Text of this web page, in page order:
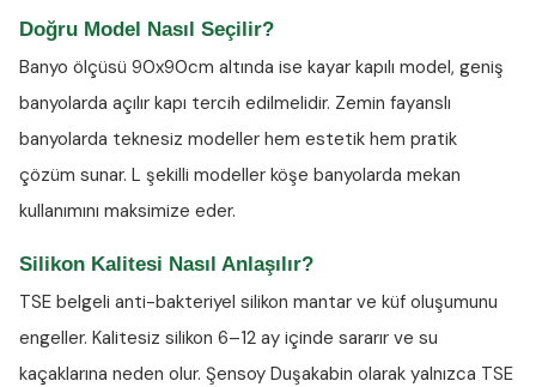
Doğru Model Nasıl Seçilir?
Banyo ölçüsü 90x90cm altında ise kayar kapılı model, geniş
banyolarda açılır kapı tercih edilmelidir. Zemin fayanslı
banyolarda teknesiz modeller hem estetik hem pratik
çözüm sunar. L şekilli modeller köşe banyolarda mekan
kullanımını maksimize eder.
Silikon Kalitesi Nasıl Anlaşılır?
TSE belgeli anti-bakteriyel silikon mantar ve küf oluşumunu
engeller. Kalitesiz silikon 6–12 ay içinde sararır ve su
kaçaklarına neden olur. Şensoy Duşakabin olarak yalnızca TSE